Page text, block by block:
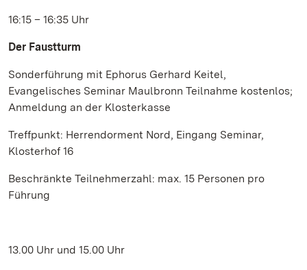
16:15 – 16:35 Uhr
Der Faustturm
Sonderführung mit Ephorus Gerhard Keitel,
Evangelisches Seminar Maulbronn Teilnahme kostenlos;
Anmeldung an der Klosterkasse
Treffpunkt: Herrendorment Nord, Eingang Seminar,
Klosterhof 16
Beschränkte Teilnehmerzahl: max. 15 Personen pro
Führung
13.00 Uhr und 15.00 Uhr